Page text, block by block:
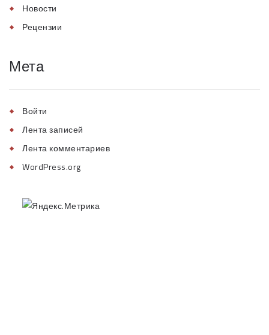
Новости
Рецензии
Мета
Войти
Лента записей
Лента комментариев
WordPress.org